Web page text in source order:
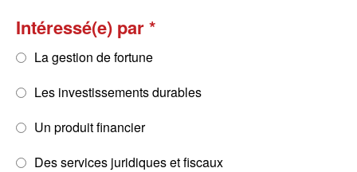
Intéressé(e) par
La gestion de fortune
Les investissements durables
Un produit financier
Des services juridiques et fiscaux